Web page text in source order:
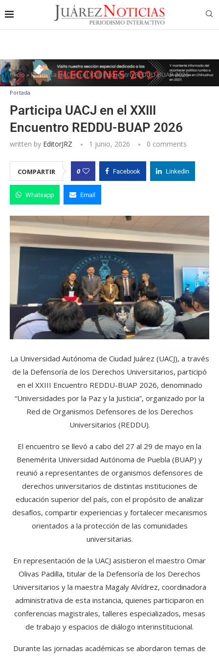
Inicio»Participa UACJ en el XXIII Encuentro REDDU-BUAP 2026
Portada
Participa UACJ en el XXIII
Encuentro REDDU-BUAP 2026
written by EditorJRZ 1 junio, 2026 0 comments
COMPARTIR 0 Facebook Linkedin
Whatsapp Email
La Universidad Autónoma de Ciudad Juárez (UACJ), a través
de la Defensoría de los Derechos Universitarios, participó
en el XXIII Encuentro REDDU-BUAP 2026, denominado
“Universidades por la Paz y la Justicia”, organizado por la
Red de Organismos Defensores de los Derechos
Universitarios (REDDU).
El encuentro se llevó a cabo del 27 al 29 de mayo en la
Benemérita Universidad Autónoma de Puebla (BUAP) y
reunió a representantes de organismos defensores de
derechos universitarios de distintas instituciones de
educación superior del país, con el propósito de analizar
desafíos, compartir experiencias y fortalecer mecanismos
orientados a la protección de las comunidades
universitarias.
En representación de la UACJ asistieron el maestro Omar
Olivas Padilla, titular de la Defensoría de los Derechos
Universitarios y la maestra Magaly Alvídrez, coordinadora
administrativa de esta instancia, quienes participaron en
conferencias magistrales, talleres especializados, mesas
de trabajo y espacios de diálogo interinstitucional.
Durante las jornadas académicas se abordaron temas de